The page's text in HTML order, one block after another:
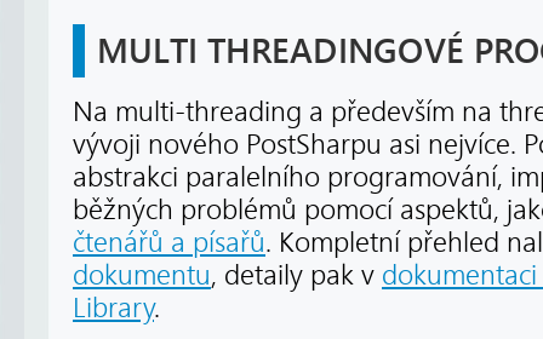
MULTI THREADINGOVÉ
Na multi-threading a především na
vývoji nového PostSharpu asi nejvíce.
abstrakci paralelního programování,
běžných problémů pomocí aspektů,
čtenářů a písařů. Kompletní přehled
dokumentu, detaily pak v
Library.